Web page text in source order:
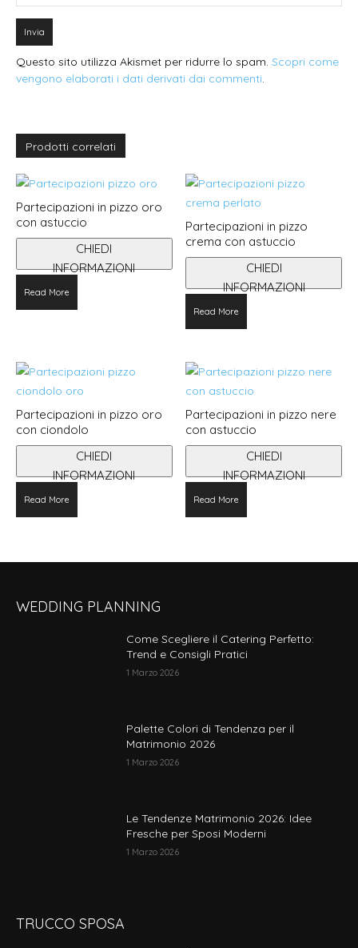
Questo sito utilizza Akismet per ridurre lo spam. Scopri come
vengono elaborati i dati derivati dai commenti
Prodotti correlati
Partecipazioni in pizzo oro
con astuccio
CHIEDI
INFORMAZIONI
Read More
Partecipazioni in pizzo
crema con astuccio
CHIEDI
INFORMAZIONI
Read More
Partecipazioni in pizzo oro
con ciondolo
CHIEDI
INFORMAZIONI
Read More
Partecipazioni in pizzo nere
con astuccio
CHIEDI
INFORMAZIONI
Read More
WEDDING PLANNING
Come Scegliere il Catering Perfetto:
Trend e Consigli Pratici
1 Marzo 2026
Palette Colori di Tendenza per il
Matrimonio 2026
1 Marzo 2026
Le Tendenze Matrimonio 2026: Idee
Fresche per Sposi Moderni
1 Marzo 2026
TRUCCO SPOSA